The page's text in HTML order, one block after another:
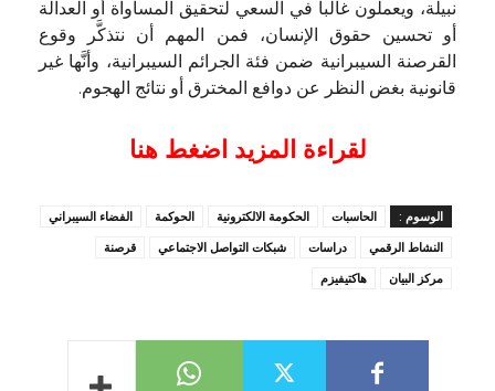
نبيلة، ويعملون غالباً في السعي لتحقيق المساواة أو العدالة
أو تحسين حقوق الإنسان، فمن المهم أن نتذكَّر وقوع
القرصنة السيبرانية ضمن فئة الجرائم السيبرانية، وأنَّها غير
قانونية بغض النظر عن دوافع المخترق أو نتائج الهجوم.
لقراءة المزيد اضغط هنا
الوسوم : الحاسبات الحكومة الالكترونية الحوكمة
الفضاء السيبراني
النشاط الرقمي
دراسات شبكات التواصل الاجتماعي
قرصنة
مركز البيان
هاكتيفيزم